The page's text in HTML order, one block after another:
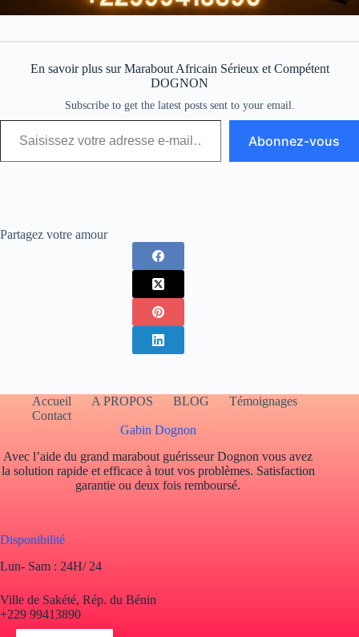
En savoir plus sur Marabout Africain Sérieux et Compétent
DOGNON
Subscribe to get the latest posts sent to your email.
Abonnez-vous
Partagez votre amour
Accueil A PROPOS BLOG
Témoignages
Contact
Gabin Dognon
Avec l’aide du grand marabout guérisseur Dognon vous avez
la solution rapide et efficace à tout vos problèmes. Satisfaction
garantie ou deux fois remboursé.
Disponibilité
Lun- Sam : 24H/ 24
Ville de Sakété, Rép. du Bénin
+229 99413890